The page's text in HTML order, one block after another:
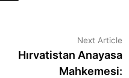
Next Article
Hırvatistan Anayasa
Mahkemesi: